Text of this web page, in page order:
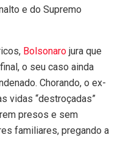
e do Supremo
Bolsonaro jura que
o seu caso ainda
Chorando, o ex-
vidas “destroçadas”
presos e sem
familiares, pregando a